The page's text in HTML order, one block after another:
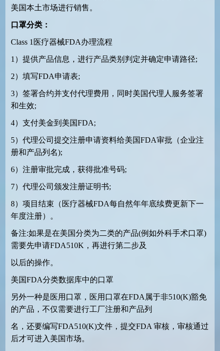
美国本土市场进行销售。
口罩分类：
Class 1 医疗器械FDA办理流程
1 ）提供产品信息，进行产品类别判定并确定申请路径;
2）填写FDA申请表;
3）签署合约并支付代理费用，同时美国代理人服务签署
和生效;
4）支付美金到美国FDA;
5）代理公司提交注册申请资料给美国FDA审批（企业注
册和产品列名);
6）注册审批完成，获得批准号码;
7）代理公司颁发注册证明书;
8）项目结束（医疗器械FDA每自然年年底续费更新下一
年度注册）。
备注:如果是在美国分类为二类的产品(例如外科手术口罩)
需要先申请FDA510K ，再进行第二步及
以后的操作。
美国FDA分类数据库中的口罩
另外一种是医用口罩，医用口罩在FDA 属于非510(K)豁免
的产品，不仅需要进行工厂注册和产品列
名，还要编写FDA510(K)文件，提交FDA 审核，审核通过
后才可进入美国市场。